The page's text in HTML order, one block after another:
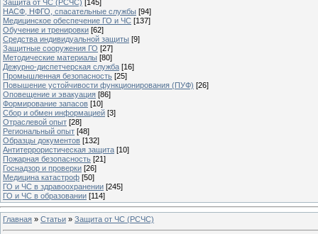
Защита от ЧС (РСЧС) [145]
НАСФ, НФГО, спасательные службы [94]
Медицинское обеспечение ГО и ЧС [137]
Обучение и тренировки [62]
Средства индивидуальной защиты [9]
Защитные сооружения ГО [27]
Методические материалы [80]
Дежурно-диспетчерская служба [16]
Промышленная безопасность [25]
Повышение устойчивости функционирования (ПУФ) [26]
Оповещение и эвакуация [86]
Формирование запасов [10]
Сбор и обмен информацией [3]
Отраслевой опыт [28]
Региональный опыт [48]
Образцы документов [132]
Антитеррористическая защита [10]
Пожарная безопасность [21]
Госнадзор и проверки [26]
Медицина катастроф [50]
ГО и ЧС в здравоохранении [245]
ГО и ЧС в образовании [114]
Главная » Статьи » Защита от ЧС (РСЧС)